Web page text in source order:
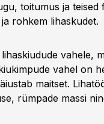
toitumus ja teised
rohkem lihaskudet.
vahele,
vahel on
maitset.
rümpade massi